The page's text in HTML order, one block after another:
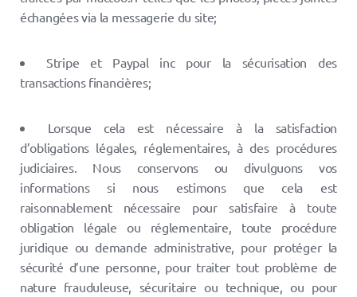
échangées via la messagerie du site;
Stripe et Paypal inc pour la sécurisation des
transactions financières;
Lorsque cela est nécessaire à la satisfaction
d’obligations légales, réglementaires, à des procédures
judiciaires. Nous conservons ou divulguons vos
informations si nous estimons que cela est
raisonnablement nécessaire pour satisfaire à toute
obligation légale ou réglementaire, toute procédure
juridique ou demande administrative, pour protéger la
sécurité d’une personne, pour traiter tout problème de
nature frauduleuse, sécuritaire ou technique, ou pour